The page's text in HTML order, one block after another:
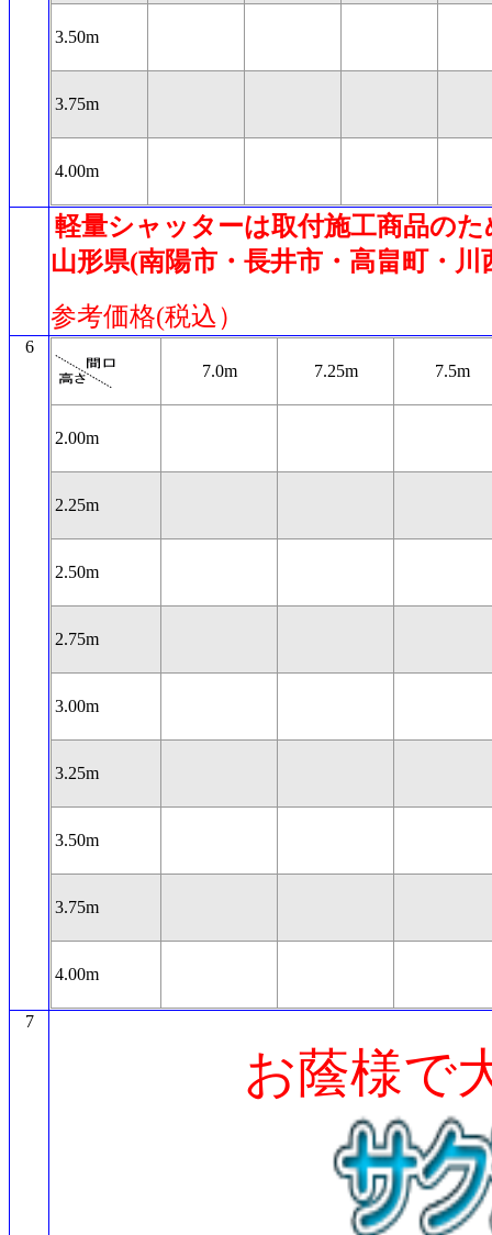
3.50m
3.75m
4.00m
軽量シャッターは取付施工商品の
山形県(南陽市・長井市・高畠町・
参考価格(税込）
6
7.0m
7.25m 7.5m
2.00m
2.25m
2.50m
2.75m
3.00m
3.25m
3.50m
3.75m
4.00m
7
お蔭様で